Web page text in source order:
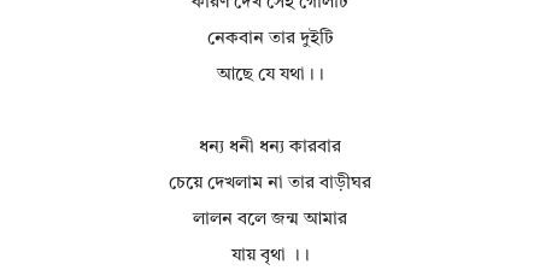
নেকবান তার দুইটি
আছে যে যথা।।
ধন্য ধনী ধন্য কারবার
চেয়ে দেখলাম না তার বাড়ীঘর
লালন বলে জন্ম আমার
যায় বৃথা ।।